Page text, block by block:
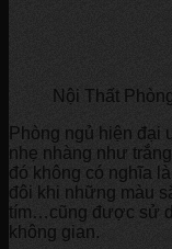
Nội Thất
Phòng ngủ hiện đại
nhẹ nhàng như
đó không có nghĩa
đôi khi những màu
tím…cũng được sử
không gian.